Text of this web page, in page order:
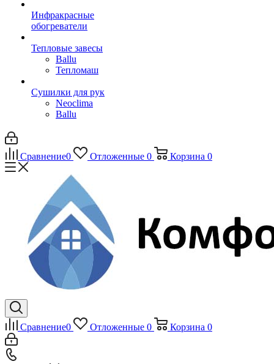
Инфракрасные
обогреватели
Тепловые завесы
Ballu
Тепломаш
Сушилки для рук
Neoclima
Ballu
Сравнение0 Отложенные 0 Корзина 0
Сравнение0 Отложенные 0 Корзина 0